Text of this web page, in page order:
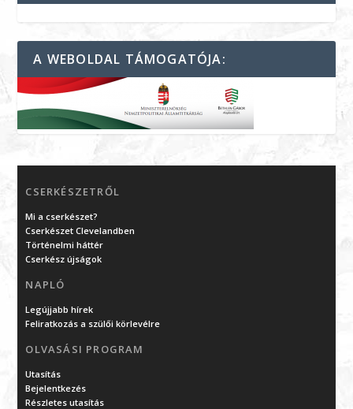
A WEBOLDAL TÁMOGATÓJA:
CSERKÉSZETRŐL
Mi a cserkészet?
Cserkészet Clevelandben
Történelmi háttér
Cserkész újságok
NAPLÓ
Legújjabb hírek
Feliratkozás a szülői körlevélre
OLVASÁSI PROGRAM
Utasítás
Bejelentkezés
Részletes utasítás